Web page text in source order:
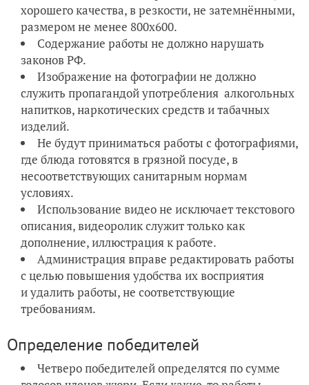
хорошего качества, в резкости, не затемнёнными,
размером не менее 800х600.
Содержание работы не должно нарушать
законов РФ.
Изображение на фотографии не должно
служить пропагандой употребления алкогольных
напитков, наркотических средств и табачных
изделий.
Не будут приниматься работы с фотографиями,
где блюда готовятся в грязной посуде, в
несоответствующих санитарным нормам
условиях.
Использование видео не исключает текстового
описания, видеоролик служит только как
дополнение, иллюстрация к работе.
Администрация вправе редактировать работы
с целью повышения удобства их восприятия
и удалить работы, не соответствующие
требованиям.
Определение победителей
Четверо победителей определятся по сумме